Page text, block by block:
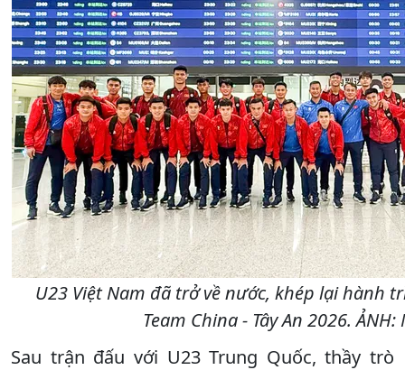
U23 Việt Nam đã trở về nước, khép lại hành
Team China - Tây An 2026. ẢNH:
Sau trận đấu với U23 Trung Quốc, thầy trò